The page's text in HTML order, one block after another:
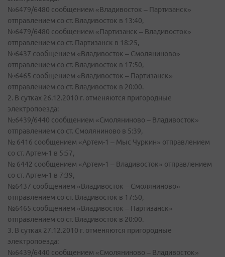
№6479/6480 сообщением «Владивосток – Партизанск»
отправлением со ст. Владивосток в 13:40,
№6479/6480 сообщением «Партизанск – Владивосток»
отправлением со ст. Партизанск в 18:25,
№6437 сообщением «Владивосток – Смоляниново»
отправлением со ст. Владивосток в 17:50,
№6465 сообщением «Владивосток – Партизанск»
отправлением со ст. Владивосток в 20:00.
2. В сутках 26.12.2010 г. отменяются пригородные
электропоезда:
№6439/6440 сообщением «Смоляниново – Владивосток»
отправлением со ст. Смоляниново в 5:39,
№ 6416 сообщением «Артем-1 – Мыс Чуркин» отправлением
со ст. Артем-1 в 5:57,
№ 6442 сообщением «Артем-1 – Владивосток» отправлением
со ст. Артем-1 в 7:39,
№6437 сообщением «Владивосток – Смоляниново»
отправлением со ст. Владивосток в 17:50,
№6465 сообщением «Владивосток – Партизанск»
отправлением со ст. Владивосток в 20:00.
3. В сутках 27.12.2010 г. отменяются пригородные
электропоезда:
№6439/6440 сообщением «Смоляниново – Владивосток»